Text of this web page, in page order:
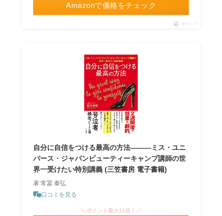
Amazonで価格をチェック
ポチップ
自分に自信をつける最高の方法―――ミス・ユニ
バース・ジャパンビューティーキャンプ講師の世
界一受けたい特別講義 (三笠書房 電子書籍)
著:常冨 泰弘
口コミを見る
＼ポイント最大11倍！／